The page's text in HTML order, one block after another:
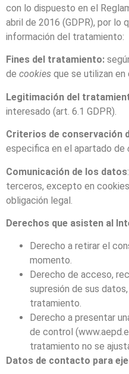
con lo dispuesto en el
abril de 2016 (GDPR), por lo
información del tratamiento:
Fines del tratamiento:
de cookies que se utilizan
Legitimación del
interesado (art. 6.1 GDPR).
Criterios de conservación
especifica en el apartado de
Comunicación de los datos
terceros, excepto en
obligación legal.
Derechos que asisten al
Derecho a retirar el
momento.
Derecho de acceso,
supresión de sus
tratamiento.
Derecho a presentar
de control
tratamiento no se
Datos de contacto para